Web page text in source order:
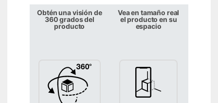
Obtén una visión de
360 grados del
producto
Vea en tamaño real
el producto en su
espacio